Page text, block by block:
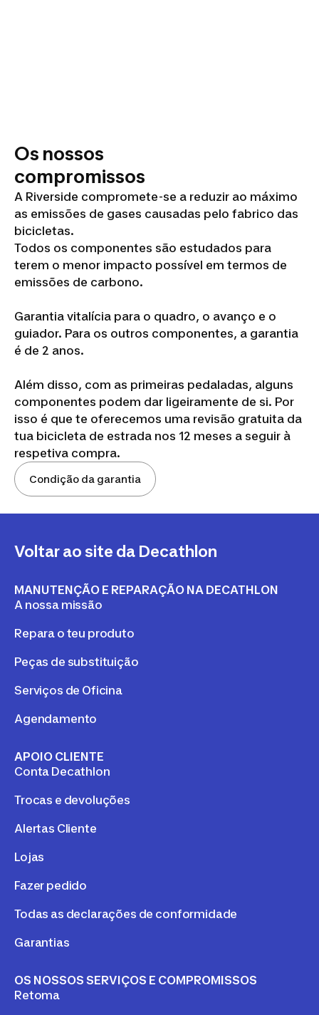
Os nossos
compromissos
A Riverside compromete-se a reduzir ao máximo
as emissões de gases causadas pelo fabrico das
bicicletas.
Todos os componentes são estudados para
terem o menor impacto possível em termos de
emissões de carbono.
Garantia vitalícia para o quadro, o avanço e o
guiador. Para os outros componentes, a garantia
é de 2 anos.
Além disso, com as primeiras pedaladas, alguns
componentes podem dar ligeiramente de si. Por
isso é que te oferecemos uma revisão gratuita da
tua bicicleta de estrada nos 12 meses a seguir à
respetiva compra.
Condição da garantia
Voltar ao site da Decathlon
MANUTENÇÃO E REPARAÇÃO NA DECATHLON
A nossa missão
Repara o teu produto
Peças de substituição
Serviços de Oficina
Agendamento
APOIO CLIENTE
Conta Decathlon
Trocas e devoluções
Alertas Cliente
Lojas
Fazer pedido
Todas as declarações de conformidade
Garantias
OS NOSSOS SERVIÇOS E COMPROMISSOS
Retoma